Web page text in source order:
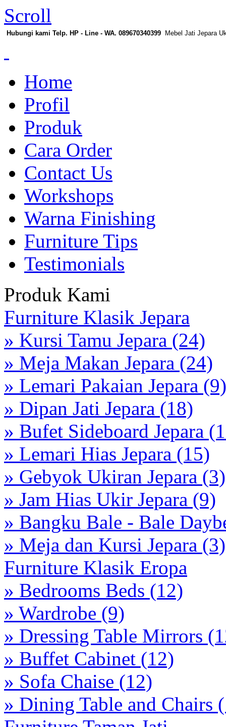
Scroll
Hubungi kami Telp. HP - Line - WA. 089670340399 Mebel Jati Jepara
Home
Profil
Produk
Cara Order
Contact Us
Workshops
Warna Finishing
Furniture Tips
Testimonials
Produk Kami
Furniture Klasik Jepara
» Kursi Tamu Jepara (24)
» Meja Makan Jepara (24)
» Lemari Pakaian Jepara (9)
» Dipan Jati Jepara (18)
» Bufet Sideboard Jepara
» Lemari Hias Jepara (15)
» Gebyok Ukiran Jepara (3)
» Jam Hias Ukir Jepara (9)
» Bangku Bale - Bale
» Meja dan Kursi Jepara (3)
Furniture Klasik Eropa
» Bedrooms Beds (12)
» Wardrobe (9)
» Dressing Table Mirrors
» Buffet Cabinet (12)
» Sofa Chaise (12)
» Dining Table and Chairs